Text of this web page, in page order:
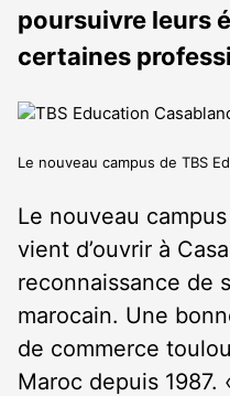
poursuivre leurs
certaines
Le nouveau campus de TBS
Le nouveau
vient d’ouvrir à
reconnaissance de
marocain. Une
de commerce
Maroc depuis